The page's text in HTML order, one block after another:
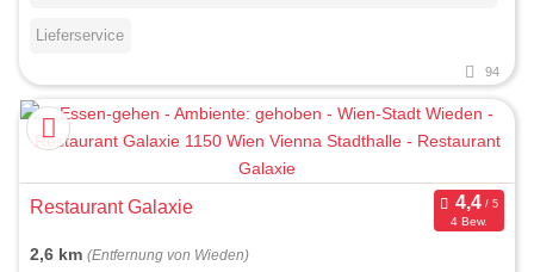
Lieferservice
94
Restaurant Galaxie
4 Bew.
2,6 km (Entfernung von Wieden)